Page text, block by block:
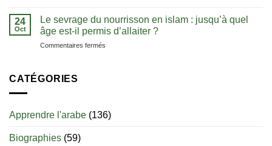
pour
bien
l’eau
de
24
Oct
Le sevrage du nourrisson en islam : jusqu’à quel
âge est-il permis d’allaiter ?
Commentaires fermés
:
CATÉGORIES
Apprendre l'arabe (136)
Biographies (59)